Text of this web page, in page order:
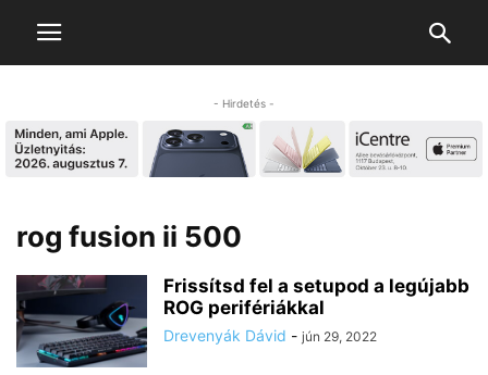
- Hirdetés -
rog fusion ii 500
Frissítsd fel a setupod a legújabb
ROG perifériákkal
Drevenyák Dávid - jún 29, 2022